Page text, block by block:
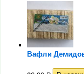
Вафли